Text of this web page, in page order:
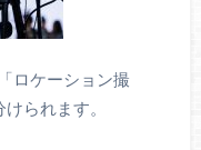
ロケーション撮
られます。